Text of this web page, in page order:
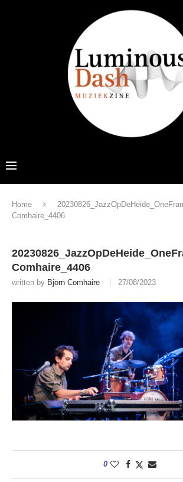
Home
Comhaire_4406
Comhaire_4406
written by Björn Comhaire 27/08/2023
0